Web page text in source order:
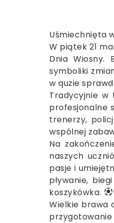
Uśmiechnięta
W piątek 21
Dnia Wiosny.
symboliki
w quzie
Tradycyjnie w
profesjonalne
trenerzy,
wspólnej
Na
naszych
pasje i
pływanie,
koszykówka.
Wielkie brawa